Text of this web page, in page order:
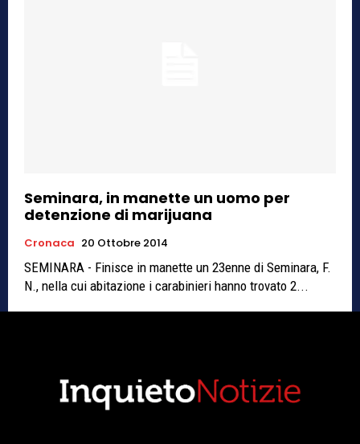
Seminara, in manette un uomo per
detenzione di marijuana
Cronaca 20 Ottobre 2014
SEMINARA - Finisce in manette un 23enne di Seminara, F.
N., nella cui abitazione i carabinieri hanno trovato 2...